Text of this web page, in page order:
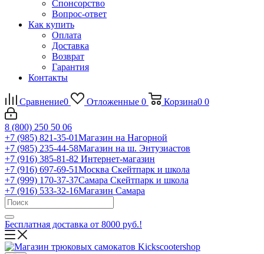
Спонсорство
Вопрос-ответ
Как купить
Оплата
Доставка
Возврат
Гарантия
Контакты
Сравнение0 Отложенные 0 Корзина0 0
8 (800) 250 50 06
+7 (985) 821-35-01Магазин на Нагорной
+7 (985) 235-44-58Магазин на ш. Энтузиастов
+7 (916) 385-81-82 Интернет-магазин
+7 (916) 697-69-51Москва Скейтпарк и школа
+7 (999) 170-37-37Самара Скейтпарк и школа
+7 (916) 533-32-16Магазин Самара
Бесплатная доставка от 8000 руб.!